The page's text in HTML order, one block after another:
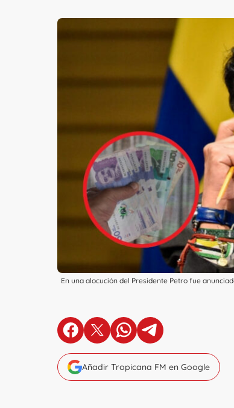
En una alocución del Presidente Petro fue
en Facebook
en X en Whatsapp
en Telegram
Añadir Tropicana FM en Google